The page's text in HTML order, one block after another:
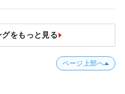
グをもっと見る
ページ上部へ